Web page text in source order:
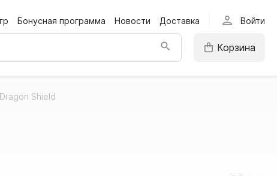
Бонусная программа Новости Доставка person Войти
Корзина
Shield